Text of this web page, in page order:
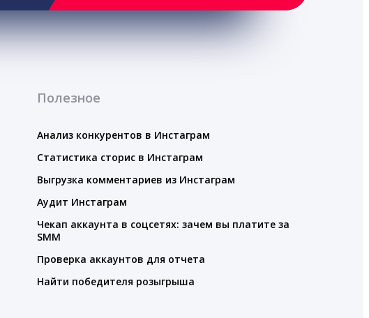
Полезное
Анализ конкурентов в Инстаграм
Статистика сторис в Инстаграм
Выгрузка комментариев из Инстаграм
Аудит Инстаграм
Чекап аккаунта в соцсетях: зачем вы платите за
SMM
Проверка аккаунтов для отчета
Найти победителя розыгрыша